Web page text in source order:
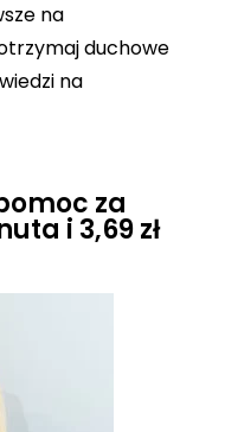
na
duchowe
na
za
i 3,69 zł